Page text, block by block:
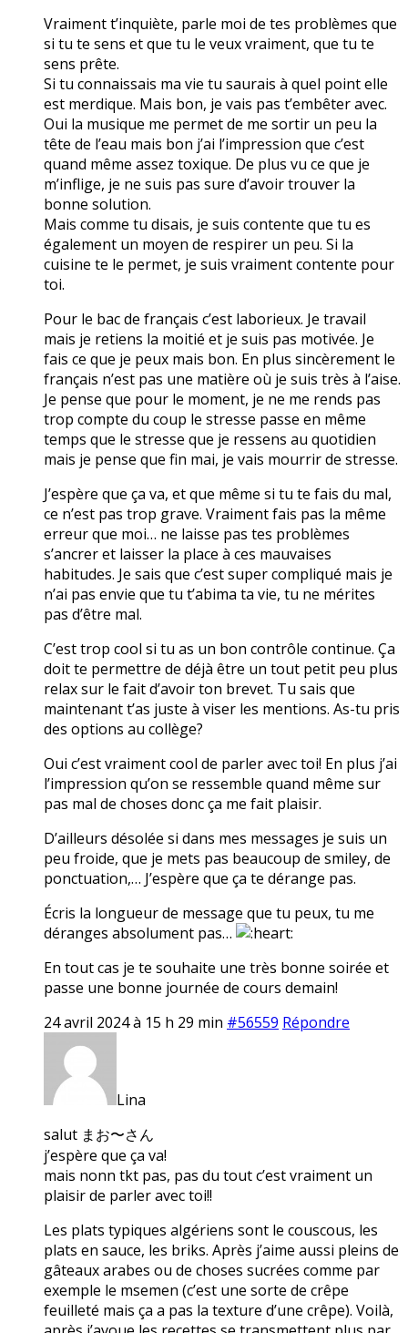
Vraiment t’inquiète, parle moi de tes problèmes que
si tu te sens et que tu le veux vraiment, que tu te
sens prête.
Si tu connaissais ma vie tu saurais à quel point elle
est merdique. Mais bon, je vais pas t’embêter avec.
Oui la musique me permet de me sortir un peu la
tête de l’eau mais bon j’ai l’impression que c’est
quand même assez toxique. De plus vu ce que je
m’inflige, je ne suis pas sure d’avoir trouver la
bonne solution.
Mais comme tu disais, je suis contente que tu es
également un moyen de respirer un peu. Si la
cuisine te le permet, je suis vraiment contente pour
toi.
Pour le bac de français c’est laborieux. Je travail
mais je retiens la moitié et je suis pas motivée. Je
fais ce que je peux mais bon. En plus sincèrement le
français n’est pas une matière où je suis très à l’aise.
Je pense que pour le moment, je ne me rends pas
trop compte du coup le stresse passe en même
temps que le stresse que je ressens au quotidien
mais je pense que fin mai, je vais mourrir de stresse.
J’espère que ça va, et que même si tu te fais du mal,
ce n’est pas trop grave. Vraiment fais pas la même
erreur que moi… ne laisse pas tes problèmes
s’ancrer et laisser la place à ces mauvaises
habitudes. Je sais que c’est super compliqué mais je
n’ai pas envie que tu t’abima ta vie, tu ne mérites
pas d’être mal.
C’est trop cool si tu as un bon contrôle continue. Ça
doit te permettre de déjà être un tout petit peu plus
relax sur le fait d’avoir ton brevet. Tu sais que
maintenant t’as juste à viser les mentions. As-tu pris
des options au collège?
Oui c’est vraiment cool de parler avec toi! En plus j’ai
l’impression qu’on se ressemble quand même sur
pas mal de choses donc ça me fait plaisir.
D’ailleurs désolée si dans mes messages je suis un
peu froide, que je mets pas beaucoup de smiley, de
ponctuation,… J’espère que ça te dérange pas.
Écris la longueur de message que tu peux, tu me
déranges absolument pas…
En tout cas je te souhaite une très bonne soirée et
passe une bonne journée de cours demain!
24 avril 2024 à 15 h 29 min #56559 Répondre
Lina
salut まお〜さん
j’espère que ça va!
mais nonn tkt pas, pas du tout c’est vraiment un
plaisir de parler avec toi!!
Les plats typiques algériens sont le couscous, les
plats en sauce, les briks. Après j’aime aussi pleins de
gâteaux arabes ou de choses sucrées comme par
exemple le msemen (c’est une sorte de crêpe
feuilleté mais ça a pas la texture d’une crêpe). Voilà,